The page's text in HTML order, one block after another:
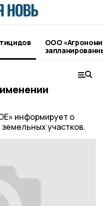
ООО
применению
информирует о
участков.